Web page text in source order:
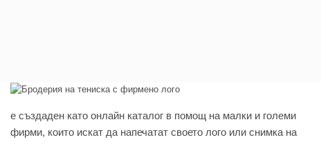
e създаден като онлайн каталог в помощ на малки и големи
фирми, които искат да напечатат своето лого или снимка на